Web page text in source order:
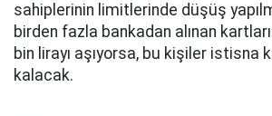
sahiplerinin limitlerinde düşüş
birden fazla bankadan alınan
bin lirayı aşıyorsa, bu kişiler istisna
kalacak.